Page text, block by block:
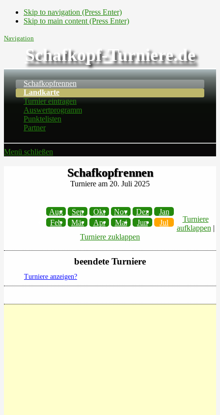
Skip to navigation (Press Enter)
Skip to main content (Press Enter)
Navigation
Schafkopf-Turniere.de
Schafkopfrennen
Landkarte
Turnier eintragen
Auswertprogramm
Punktelisten
Partner
Menü schließen
Schafkopfrennen
Turniere am 20. Juli 2025
Aug Sep Okt Nov Dez
Jan
Feb
Mär Apr Mai Jun Jul
Turniere
aufklappen |
Turniere zuklappen
beendete Turniere
Turniere anzeigen?